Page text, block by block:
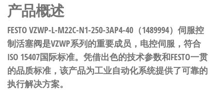
产品概述
FESTO VZWP-L-M22C-N1-250-3AP4-40（1489994）伺服控
制活塞阀是VZWP系列的重要成员，电控伺服，符合
ISO 15407国际标准。凭借出色的技术参数和FESTO一贯
的品质标准，该产品为工业自动化系统提供了可靠的
执行解决方案。